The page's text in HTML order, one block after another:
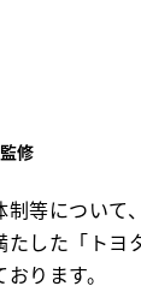
修
等について
たした「トヨ
ります。